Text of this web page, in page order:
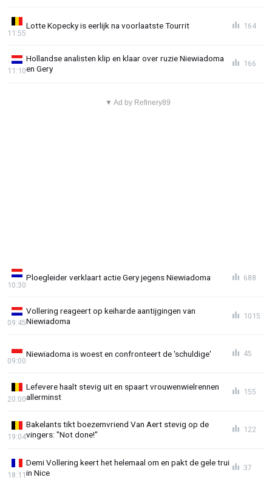
Lotte Kopecky is eerlijk na voorlaatste Tourrit
11:55
164
Hollandse analisten klip en klaar over ruzie Niewiadoma
en Gery
11:10
166
▼ Ad by Refinery89
Ploegleider verklaart actie Gery jegens Niewiadoma
10:30
688
Vollering reageert op keiharde aantijgingen van
Niewiadoma
09:45
1015
Niewiadoma is woest en confronteert de 'schuldige'
09:00
45
Lefevere haalt stevig uit en spaart vrouwenwielrennen
allerminst
20:00
155
Bakelants tikt boezemvriend Van Aert stevig op de
vingers: "Not done!"
19:04
122
Demi Vollering keert het helemaal om en pakt de gele trui
in Nice
18:11
37